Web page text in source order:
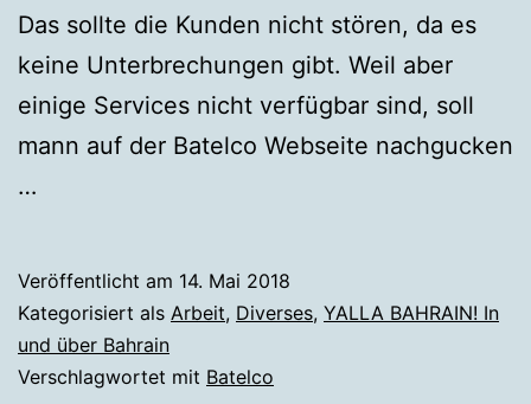
Das sollte die Kunden nicht stören, da es
keine Unterbrechungen gibt. Weil aber
einige Services nicht verfügbar sind, soll
mann auf der Batelco Webseite nachgucken
…
Veröffentlicht am 14. Mai 2018
Kategorisiert als Arbeit, Diverses, YALLA BAHRAIN! In
und über Bahrain
Verschlagwortet mit Batelco